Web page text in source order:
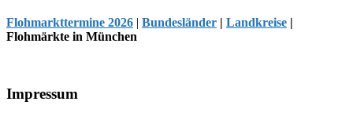
Flohmarkttermine 2026 | Bundesländer | Landkreise |
Flohmärkte in München
Footer
Impressum